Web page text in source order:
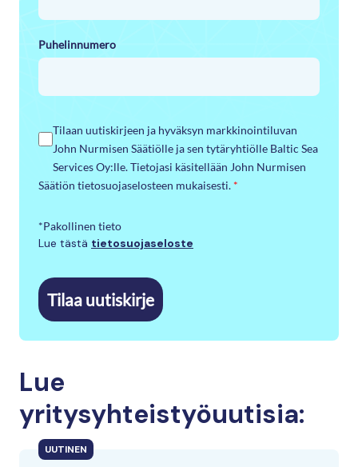
Puhelinnumero
Tilaan uutiskirjeen ja hyväksyn markkinointiluvan
John Nurmisen Säätiölle ja sen tytäryhtiölle Baltic Sea
Services Oy:lle. Tietojasi käsitellään John Nurmisen
Säätiön tietosuojaselosteen mukaisesti. *
*Pakollinen tieto
Lue tästä tietosuojaseloste
Tilaa uutiskirje
Lue
yritysyhteistyöuutisia:
UUTINEN